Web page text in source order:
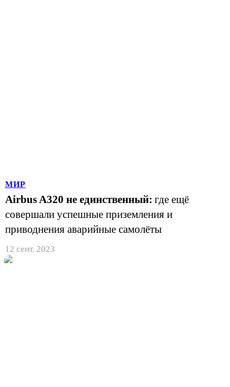
МИР
Airbus A320 не единственный: где ещё
совершали успешные приземления и
приводнения аварийные самолёты
12 сент. 2023